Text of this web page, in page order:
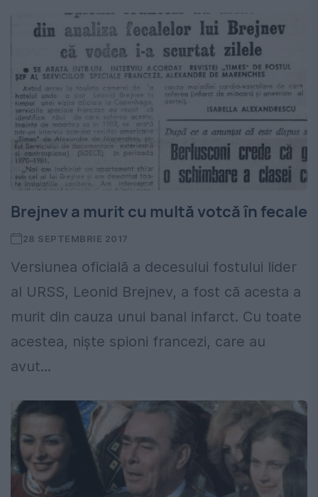
Brejnev a murit cu multă votcă în fecale
28 SEPTEMBRIE 2017
Versiunea oficială a decesului fostului lider
al URSS, Leonid Brejnev, a fost că acesta a
murit din cauza unui banal infarct. Cu toate
acestea, niște spioni francezi, care au
avut...